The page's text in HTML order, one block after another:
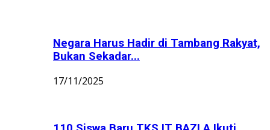
Negara Harus Hadir di Tambang Rakyat,
Bukan Sekadar...
17/11/2025